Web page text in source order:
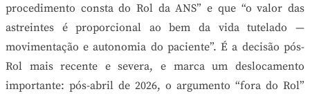
procedimento consta do Rol da ANS” e que “o valor das
astreintes é proporcional ao bem da vida tutelado —
movimentação e autonomia do paciente”. É a decisão pós-
Rol mais recente e severa, e marca um deslocamento
importante: pós-abril de 2026, o argumento “fora do Rol”